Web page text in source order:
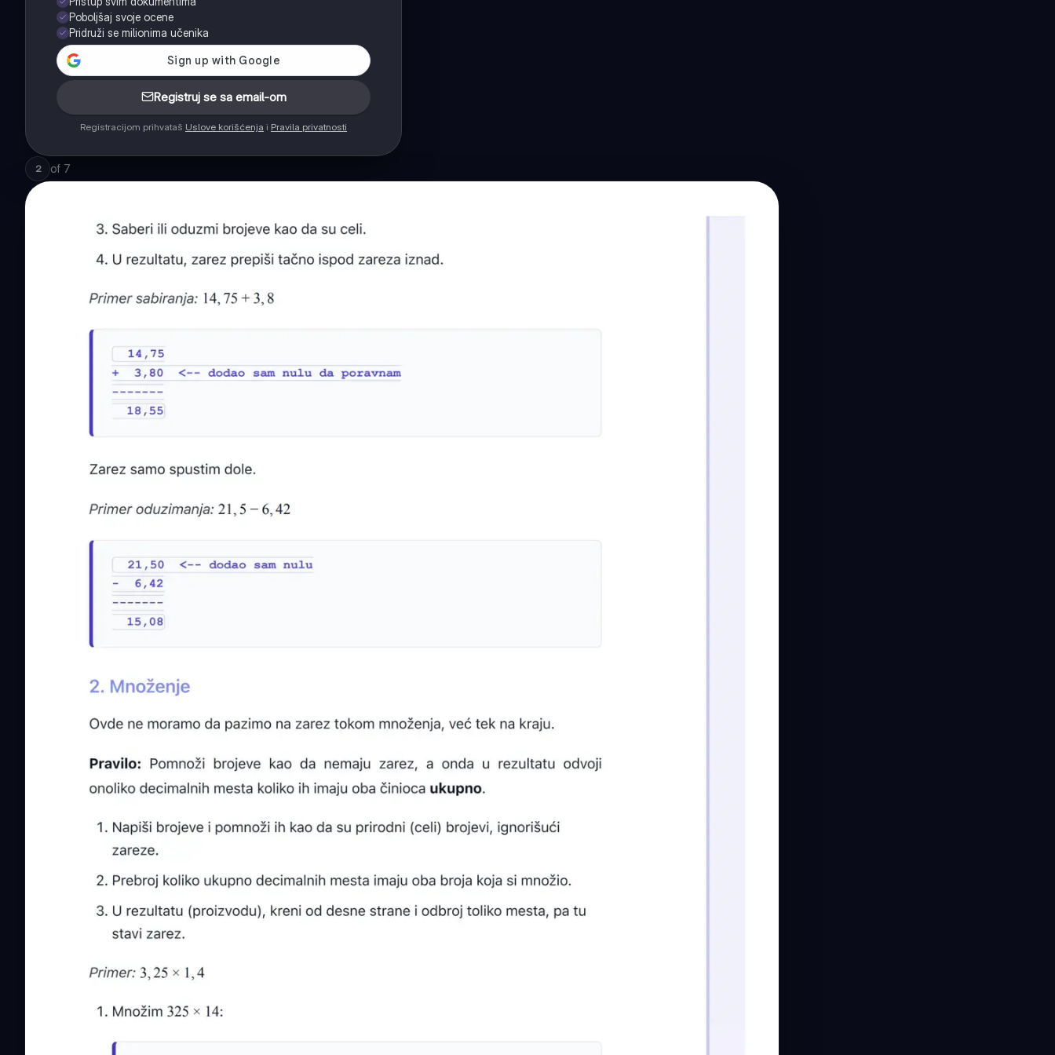
Poboljšaj svoje ocene
Pridruži se milionima učenika
Registruj se sa email-om
Registracijom prihvataš Uslove korišćenja i Pravila privatnosti
2 of 7